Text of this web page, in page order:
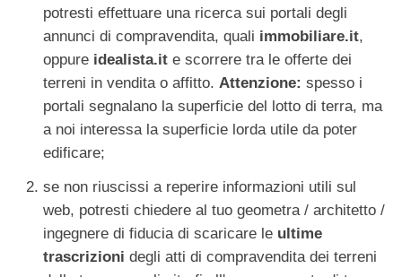
potresti effettuare una ricerca sui portali degli
annunci di compravendita, quali immobiliare.it,
oppure idealista.it e scorrere tra le offerte dei
terreni in vendita o affitto. Attenzione: spesso i
portali segnalano la superficie del lotto di terra, ma
a noi interessa la superficie lorda utile da poter
edificare;
se non riuscissi a reperire informazioni utili sul
web, potresti chiedere al tuo geometra / architetto /
ingegnere di fiducia di scaricare le ultime
trascrizioni degli atti di compravendita dei terreni